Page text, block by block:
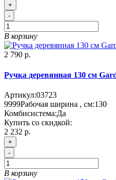
+
-
В корзину
2 790 р.
Ручка деревянная 130 см
Артикул:03723
9999Рабочая ширина , см:130
Комбисистема:Да
Купить со скидкой:
2 232 р.
+
-
В корзину